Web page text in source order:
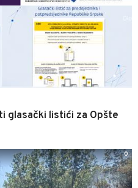
glasački listići za Opšte
0